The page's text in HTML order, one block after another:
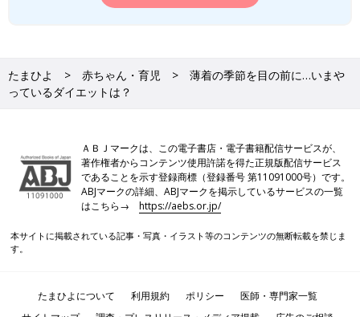
たまひよ 赤ちゃん・育児
薄着の季節を目の前に…いまや
っているダイエットは？
ＡＢＪマークは、この電子書店・電子書籍配信サービスが、
著作権者からコンテンツ使用許諾を得た正規版配信サービス
であることを示す登録商標（登録番号 第11091000号）です。
ABJマークの詳細、ABJマークを掲示しているサービスの一覧
はこちら→https://aebs.or.jp/
本サイトに掲載されている記事・写真・イラスト等のコンテンツの無断転載を禁じま
す。
たまひよについて 利用規約 ポリシー
医師・専門家一覧